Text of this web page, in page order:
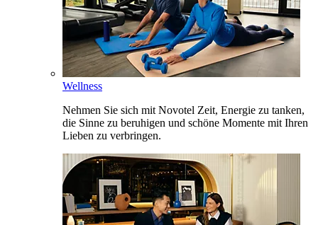
Wellness
Nehmen Sie sich mit Novotel Zeit, Energie zu tanken,
die Sinne zu beruhigen und schöne Momente mit Ihren
Lieben zu verbringen.